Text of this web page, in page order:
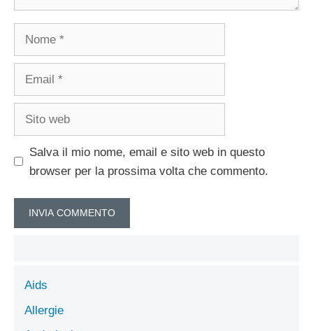
Nome
Email
Sito
Salva il mio nome, email e sito web in questo
browser per la prossima volta che commento.
Aids
Allergie